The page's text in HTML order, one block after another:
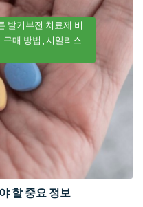
발기부전 치료제 비
구매 방법 시알리스
할 중요 정보